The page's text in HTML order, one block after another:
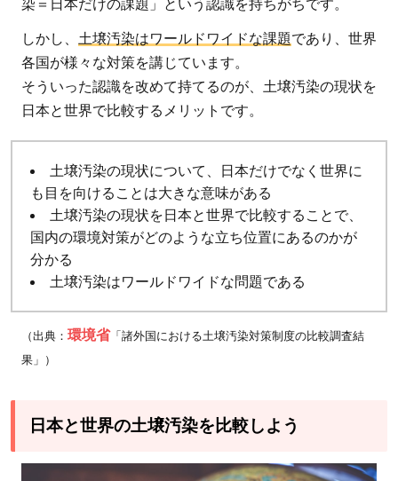
う
2.1
土壌
汚染
に関
界の
法令
2.2
有害
の数
の調
機
染＝日本だけの課題」という認識を持ちがちです。
しかし、 土壌汚染はワールドワイドな課題であり、世界
各国が様々な対策を講じています。
そういった認識を改めて持てるのが、土壌汚染の現状を
日本と世界で比較するメリットです。
土壌汚染の現状について、日本だけでなく世界に
も目を向けることは大きな意味がある
土壌汚染の現状を日本と世界で比較することで、
国内の環境対策がどのような立ち位置にあるのかが
分かる
土壌汚染はワールドワイドな問題である
（出典： 環境省「諸外国における土壌汚染対策制度の比較調査結
果」）
日本と世界の土壌汚染を比較しよう